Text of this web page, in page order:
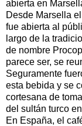
abierta en
Desde Marsella
fue abierta al
largo de la
de nombre
parece ser, se
Seguramente
esta bebida y se
cortesana de
del sultán turco
En España, el